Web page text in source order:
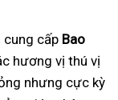
cung cấp Bao
hương vị thú vị
nhưng cực kỳ